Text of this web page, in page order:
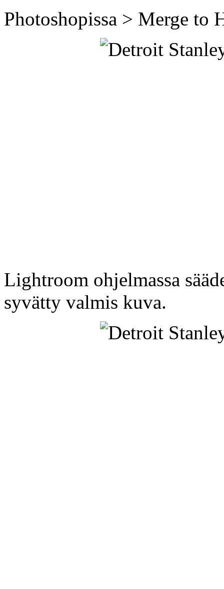
Photoshopissa > Merge to
Lightroom ohjelmassa
syvätty valmis kuva.